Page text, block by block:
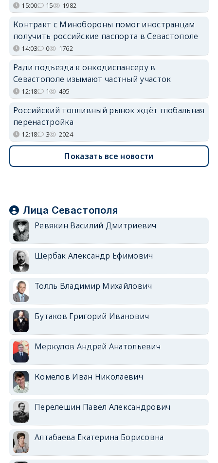
15:00 15 1982
Контракт с Минобороны помог иностранцам
получить российские паспорта в Севастополе
14:03 0 1762
Ради подъезда к онкодиспансеру в
Севастополе изымают частный участок
12:18 1 495
Российский топливный рынок ждёт глобальная
перенастройка
12:18 3 2024
Показать все новости
Лица Севастополя
Ревякин Василий Дмитриевич
Щербак Александр Ефимович
Толль Владимир Михайлович
Бутаков Григорий Иванович
Меркулов Андрей Анатольевич
Комелов Иван Николаевич
Перелешин Павел Александрович
Алтабаева Екатерина Борисовна